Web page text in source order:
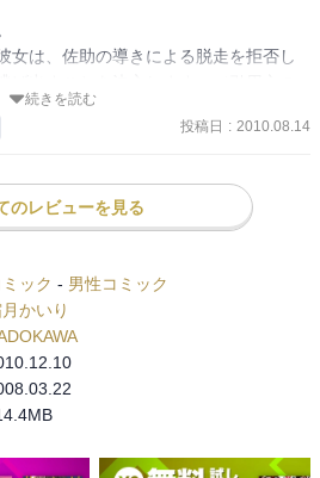
女は、佐助の導きによる脱走を拒否し
続きを読む
投稿日 : 2010.08.14
のレビューを見る
ミック - 男性コミック
かいり